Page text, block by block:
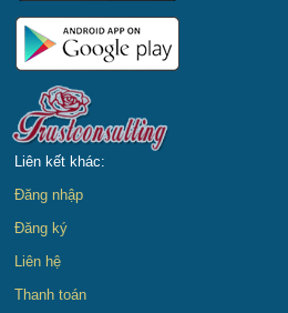
Liên kết khác:
Đăng nhập
Đăng ký
Liên hệ
Thanh toán